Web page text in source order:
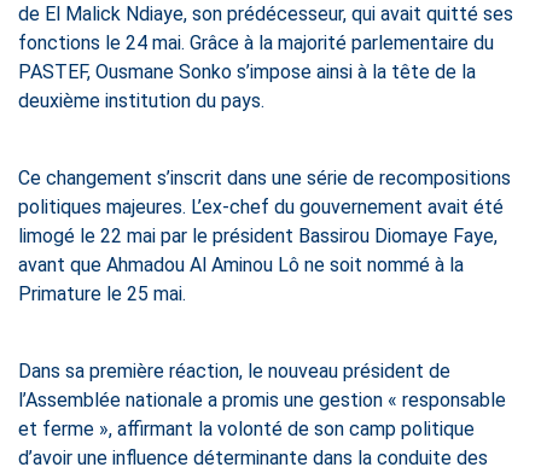
de El Malick Ndiaye, son prédécesseur, qui avait quitté ses
fonctions le 24 mai. Grâce à la majorité parlementaire du
PASTEF, Ousmane Sonko s’impose ainsi à la tête de la
deuxième institution du pays.
Ce changement s’inscrit dans une série de recompositions
politiques majeures. L’ex-chef du gouvernement avait été
limogé le 22 mai par le président Bassirou Diomaye Faye,
avant que Ahmadou Al Aminou Lô ne soit nommé à la
Primature le 25 mai.
Dans sa première réaction, le nouveau président de
l’Assemblée nationale a promis une gestion « responsable
et ferme », affirmant la volonté de son camp politique
d’avoir une influence déterminante dans la conduite des